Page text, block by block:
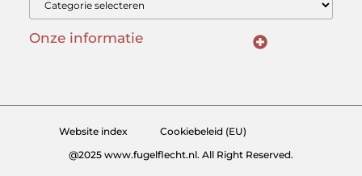
Onze informatie
Website index
Cookiebeleid (EU)
@2025 www.fugelflecht.nl. All Right Reserved.